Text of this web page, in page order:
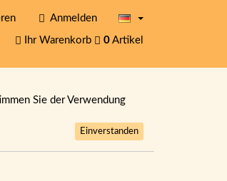
Anmelden
Ihr Warenkorb 0 Artikel
Sie der Verwendung
Einverstanden